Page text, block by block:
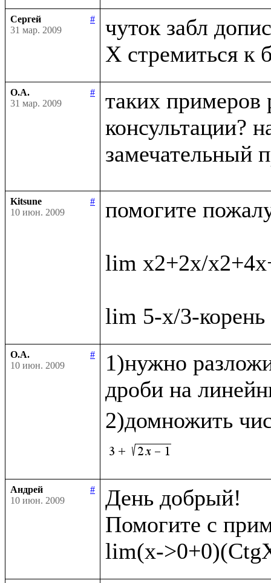
Сергей
#
31 мар. 2009
чуток забл
О.А.
#
31 мар. 2009
таких
консультации?
замечательный
Kitsune
#
10 июн. 2009
помогите
lim x2+2x/
О.А.
#
10 июн. 2009
1)нужно
дроби на
2)домножить
Андрей
#
10 июн. 2009
День добрый!
Помогите с